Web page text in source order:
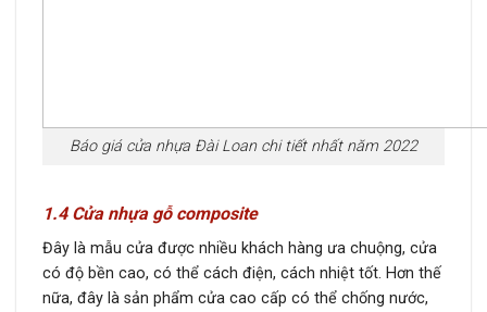
Báo giá cửa nhựa Đài Loan chi tiết nhất năm 2022
1.4 Cửa nhựa gỗ composite
Đây là mẫu cửa được nhiều khách hàng ưa chuộng, cửa
có độ bền cao, có thể cách điện, cách nhiệt tốt. Hơn thế
nữa, đây là sản phẩm cửa cao cấp có thể chống nước,